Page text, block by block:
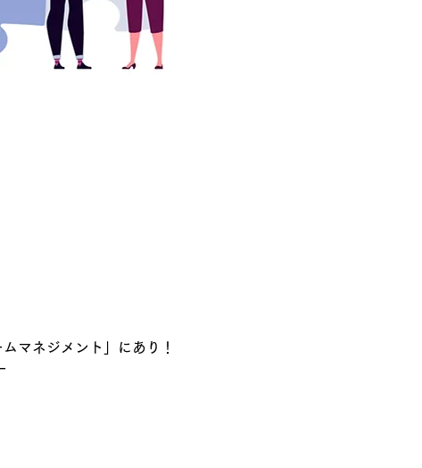
マネジメント」にあり！